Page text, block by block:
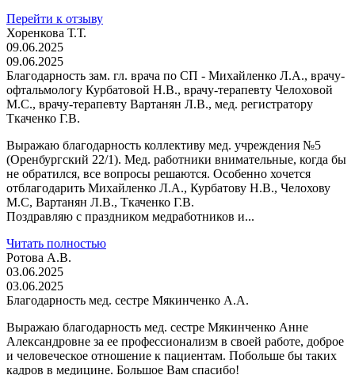
Перейти к отзыву
Хоренкова Т.Т.
09.06.2025
09.06.2025
Благодарность зам. гл. врача по СП - Михайленко Л.А., врачу-
офтальмологу Курбатовой Н.В., врачу-терапевту Челоховой
М.С., врачу-терапевту Вартанян Л.В., мед. регистратору
Ткаченко Г.В.
Выражаю благодарность коллективу мед. учреждения №5
(Оренбургский 22/1). Мед. работники внимательные, когда бы
не обратился, все вопросы решаются. Особенно хочется
отблагодарить Михайленко Л.А., Курбатову Н.В., Челохову
М.С, Вартанян Л.В., Ткаченко Г.В.
Поздравляю с праздником медработников и...
Читать полностью
Ротова А.В.
03.06.2025
03.06.2025
Благодарность мед. сестре Мякинченко А.А.
Выражаю благодарность мед. сестре Мякинченко Анне
Александровне за ее профессионализм в своей работе, доброе
и человеческое отношение к пациентам. Побольше бы таких
кадров в медицине. Большое Вам спасибо!